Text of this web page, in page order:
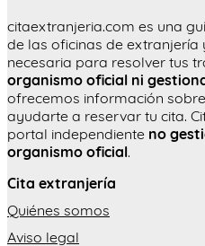
citaextranjeria.com es una
de las oficinas de
necesaria para resolver tus
organismo oficial ni
ofrecemos información
ayudarte a reservar tu cita.
portal independiente no
organismo oficial.
Cita extranjería
Quiénes somos
Aviso legal